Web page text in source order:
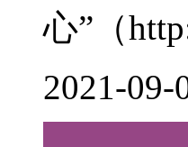
心”（
2021-09-